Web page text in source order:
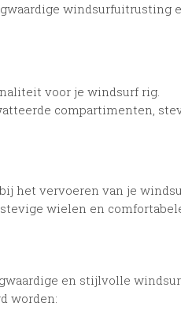
windsurfuitrusting
voor je windsurf rig.
compartimenten,
het vervoeren van je
wielen en
en stijlvolle
worden: